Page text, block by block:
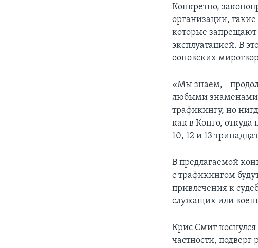
Конкретно,
организации,
которые
эксплуатацией. В
ооновских
«Мы знаем, -
любыми знаменами
трафикингу, но
как в Конго, откуда
10, 12 и 13
В предлагаемой
с трафикингом
привлечения к
служащих или
Крис Смит
частности,